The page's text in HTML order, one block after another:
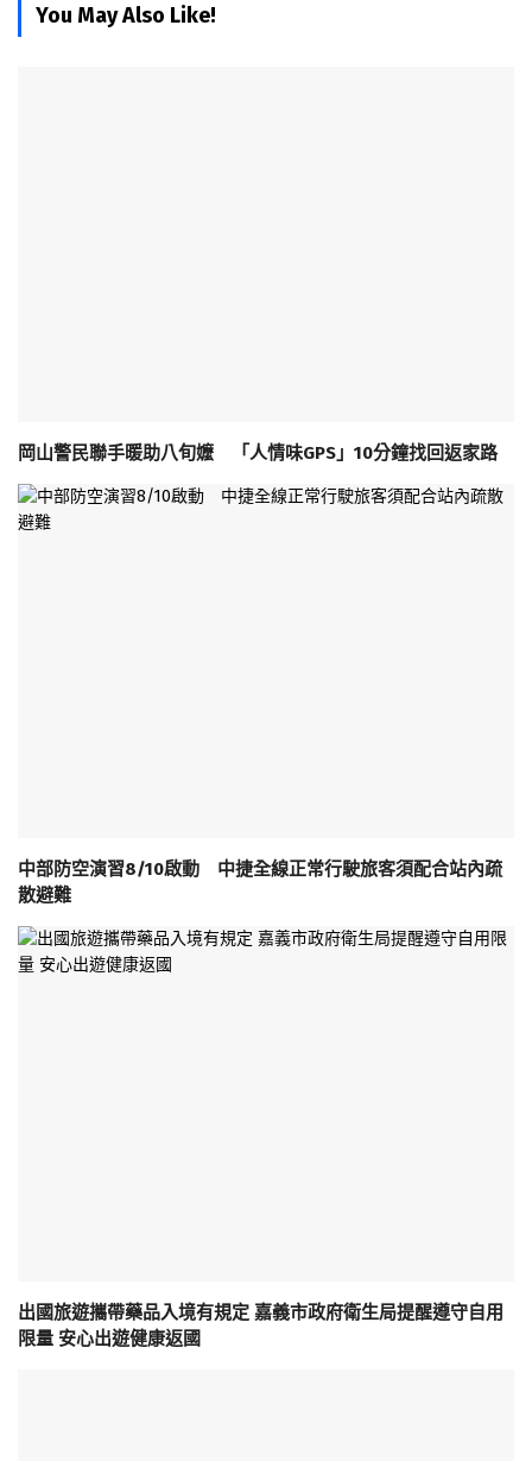
You May Also Like!
岡山警民聯手暖助八旬嬤 「人情味GPS」10分鐘找回返家路
中部防空演習8/10啟動 中捷全線正常行駛旅客須配合站內疏
散避難
出國旅遊攜帶藥品入境有規定 嘉義市政府衛生局提醒遵守自用
限量 安心出遊健康返國